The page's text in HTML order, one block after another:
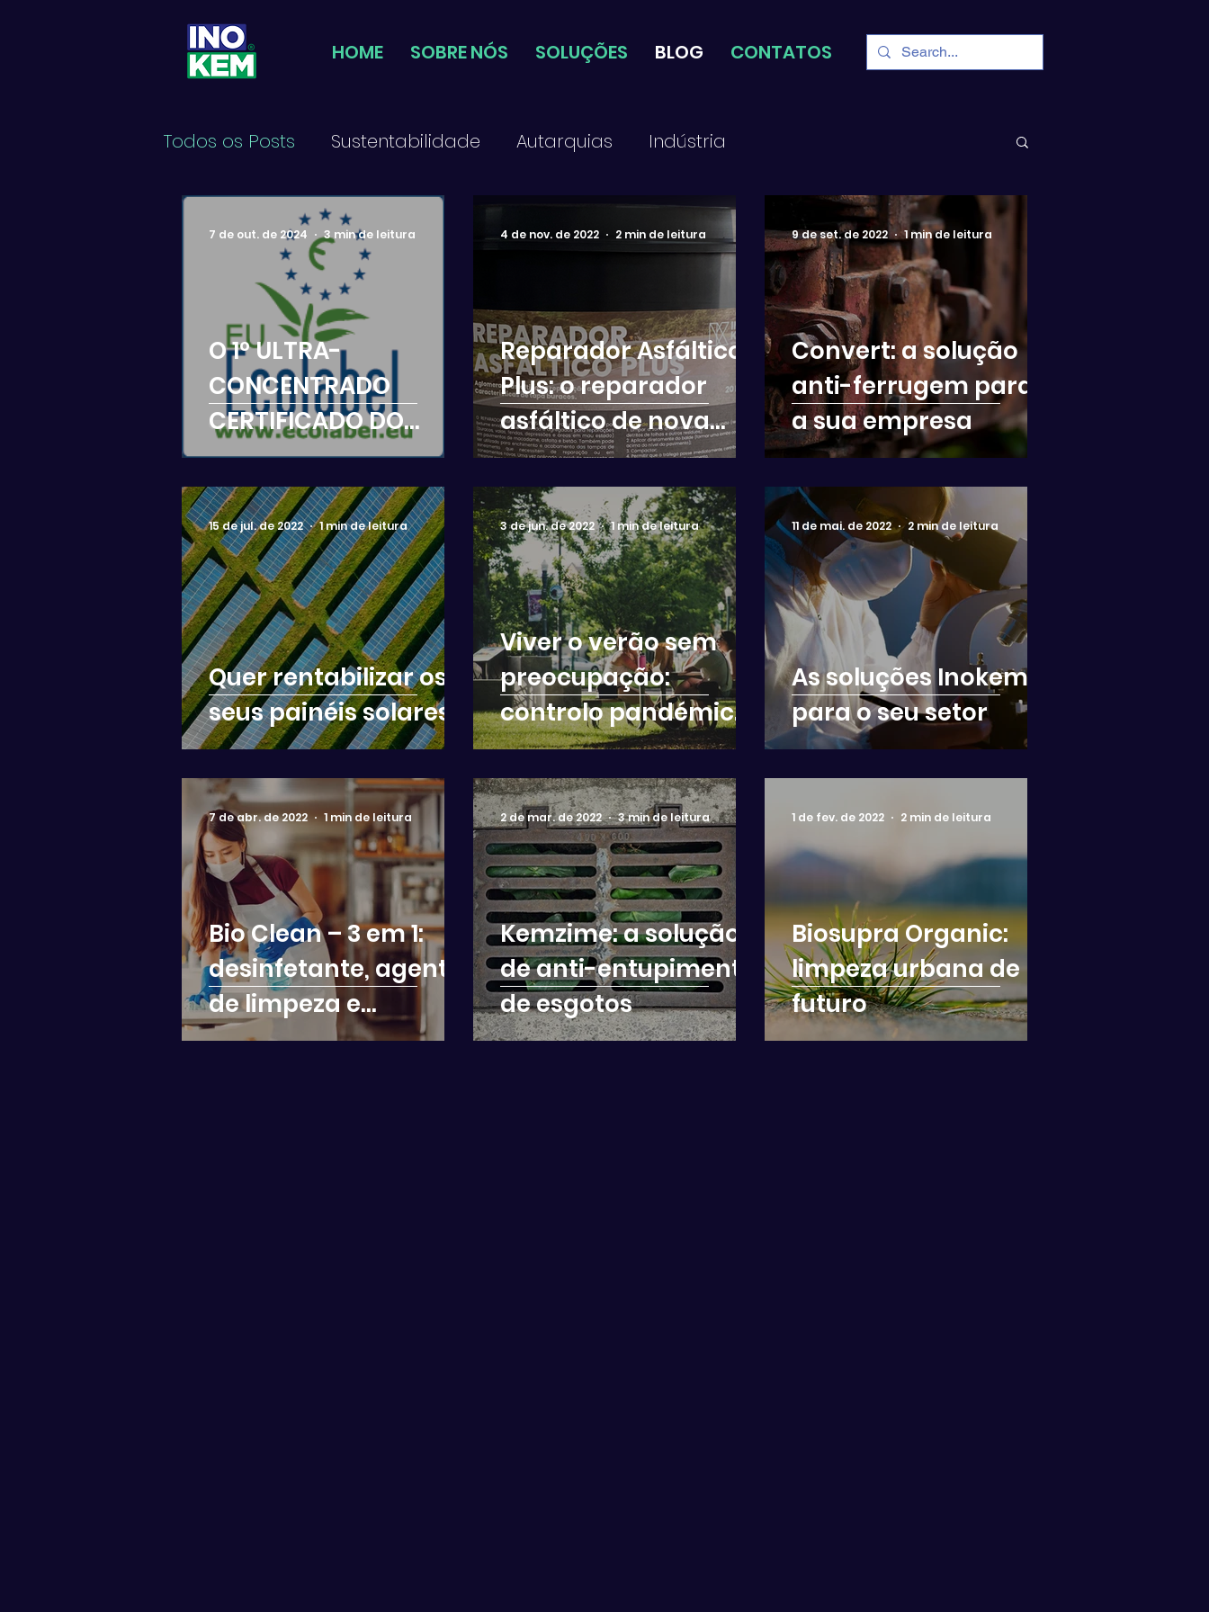
HOME SOBRE NÓS SOLUÇÕES BLOG CONTATOS
Todos os Posts Sustentabilidade Autarquias Indústria
O 1º ULTRA-
CONCENTRADO
CERTIFICADO DO
MUNDO
7 de out. de 2024 3 min de leitura
Reparador Asfáltico
Plus: o reparador
asfáltico de nova
geração
4 de nov. de 2022 2 min de leitura
Convert: a solução
anti-ferrugem para
a sua empresa
9 de set. de 2022 1 min de leitura
Quer rentabilizar os
seus painéis solares?
15 de jul. de 2022 1 min de leitura
Viver o verão sem
preocupação:
controlo pandémico
de praias, parques,
areais
3 de jun. de 2022 1 min de leitura
As soluções Inokem
para o seu setor
11 de mai. de 2022 2 min de leitura
Bio Clean – 3 em 1:
desinfetante, agente
de limpeza e
desodorizante
7 de abr. de 2022 1 min de leitura
Kemzime: a solução
de anti-entupimento
de esgotos
2 de mar. de 2022 3 min de leitura
Biosupra Organic:
limpeza urbana de
futuro
1 de fev. de 2022 2 min de leitura